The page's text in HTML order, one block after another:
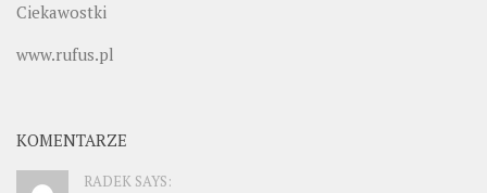
Ciekawostki
www.rufus.pl
KOMENTARZE
RADEK SAYS: